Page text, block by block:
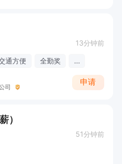
13分钟前
通方便 全勤奖 ...
司
申请
）
51分钟前